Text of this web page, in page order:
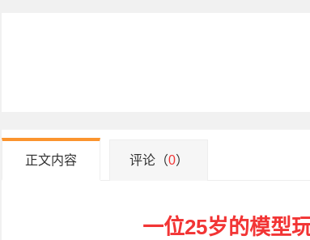
正文内容 评论（0）
一位25岁的模型